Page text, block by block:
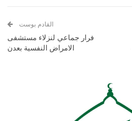
القادم بوست
فرار جماعي لنزلاء مستشفى
الامراض النفسية بعدن